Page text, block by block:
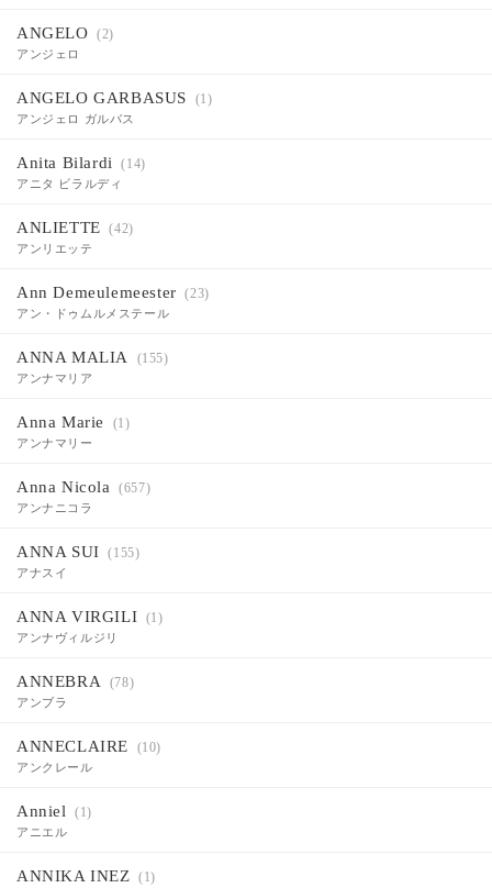
ANGELO (2)
アンジェロ
ANGELO GARBASUS (1)
アンジェロ ガルバス
Anita Bilardi (14)
アニタ ビラルディ
ANLIETTE (42)
アンリエッテ
Ann Demeulemeester (23)
アン・ドゥムルメステール
ANNA MALIA (155)
アンナマリア
Anna Marie (1)
アンナマリー
Anna Nicola (657)
アンナニコラ
ANNA SUI (155)
アナスイ
ANNA VIRGILI (1)
アンナヴィルジリ
ANNEBRA (78)
アンブラ
ANNECLAIRE (10)
アンクレール
Anniel (1)
アニエル
ANNIKA INEZ (1)